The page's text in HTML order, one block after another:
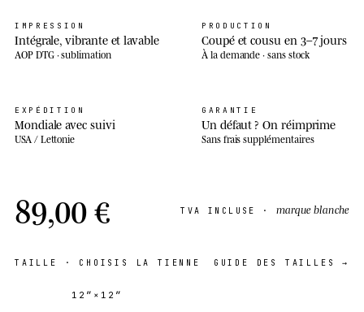
IMPRESSION
Intégrale, vibrante et lavable
AOP DTG · sublimation
PRODUCTION
Coupé et cousu en 3–7 jours
À la demande · sans stock
EXPÉDITION
Mondiale avec suivi
USA / Lettonie
GARANTIE
Un défaut ? On réimprime
Sans frais supplémentaires
89,00 € TVA INCLUSE · marque blanche
TAILLE · CHOISIS LA TIENNE GUIDE DES TAILLES →
12″×12″